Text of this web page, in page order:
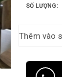
SỐ LƯỢNG: